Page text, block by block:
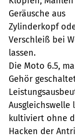
Geräusche aus
Zylinderkopf
Verschleiß bei
lassen.
Die Moto 6.5,
Gehör
kultiviert ohne
Hacken der